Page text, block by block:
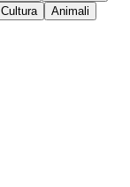
Cultura
Animali